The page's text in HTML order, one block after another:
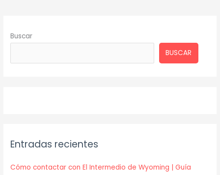
Buscar
BUSCAR
Entradas recientes
Cómo contactar con El Intermedio de Wyoming | Guía